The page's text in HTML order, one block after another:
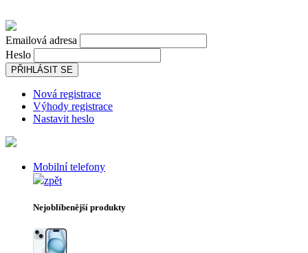
Emailová adresa
Heslo
PŘIHLÁSIT SE
Nová registrace
Výhody registrace
Nastavit heslo
Mobilní telefony
zpět
Nejoblíbenější produkty